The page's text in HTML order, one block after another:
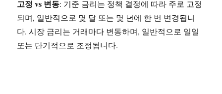
고정 vs 변동: 기준 금리는 정책 결정에 따라 주로 고정
되며, 일반적으로 몇 달 또는 몇 년에 한 번 변경됩니
다. 시장 금리는 거래마다 변동하며, 일반적으로 일일
또는 단기적으로 조정됩니다.